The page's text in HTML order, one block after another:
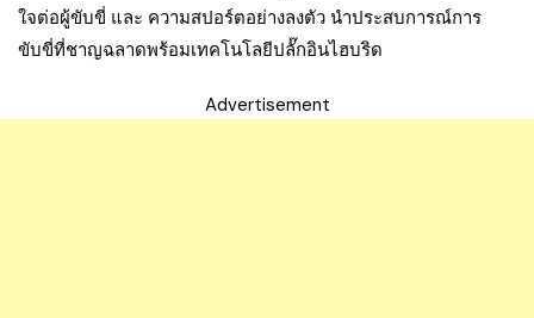
ใจต่อผู้ขับขี่ และ ความสปอร์ตอย่างลงตัว นำประสบการณ์การ
ขับขี่ที่ชาญฉลาดพร้อมเทคโนโลยีปลั๊กอินไฮบริด
Advertisement